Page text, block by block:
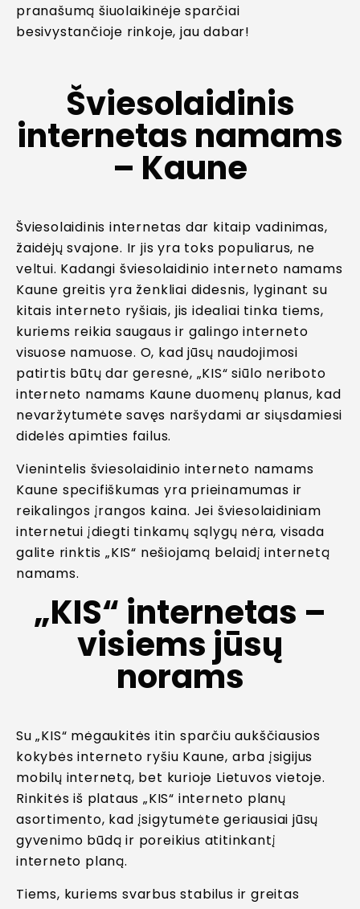
pranašumą šiuolaikinėje sparčiai
besivystančioje rinkoje, jau dabar!
Šviesolaidinis
internetas namams
– Kaune
Šviesolaidinis internetas dar kitaip vadinimas,
žaidėjų svajone. Ir jis yra toks populiarus, ne
veltui. Kadangi šviesolaidinio interneto namams
Kaune greitis yra ženkliai didesnis, lyginant su
kitais interneto ryšiais, jis idealiai tinka tiems,
kuriems reikia saugaus ir galingo interneto
visuose namuose. O, kad jūsų naudojimosi
patirtis būtų dar geresnė, „KIS“ siūlo neriboto
interneto namams Kaune duomenų planus, kad
nevaržytumėte savęs naršydami ar siųsdamiesi
didelės apimties failus.
Vienintelis šviesolaidinio interneto namams
Kaune specifiškumas yra prieinamumas ir
reikalingos įrangos kaina. Jei šviesolaidiniam
internetui įdiegti tinkamų sąlygų nėra, visada
galite rinktis „KIS“ nešiojamą belaidį internetą
namams.
„KIS“ internetas –
visiems jūsų
norams
Su „KIS“ mėgaukitės itin sparčiu aukščiausios
kokybės interneto ryšiu Kaune, arba įsigijus
mobilų internetą, bet kurioje Lietuvos vietoje.
Rinkitės iš plataus „KIS“ interneto planų
asortimento, kad įsigytumėte geriausiai jūsų
gyvenimo būdą ir poreikius atitinkantį
interneto planą.
Tiems, kuriems svarbus stabilus ir greitas